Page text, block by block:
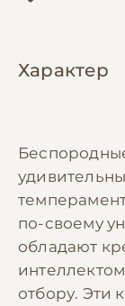
Характер
по-своему
обладают
отбору. Эти